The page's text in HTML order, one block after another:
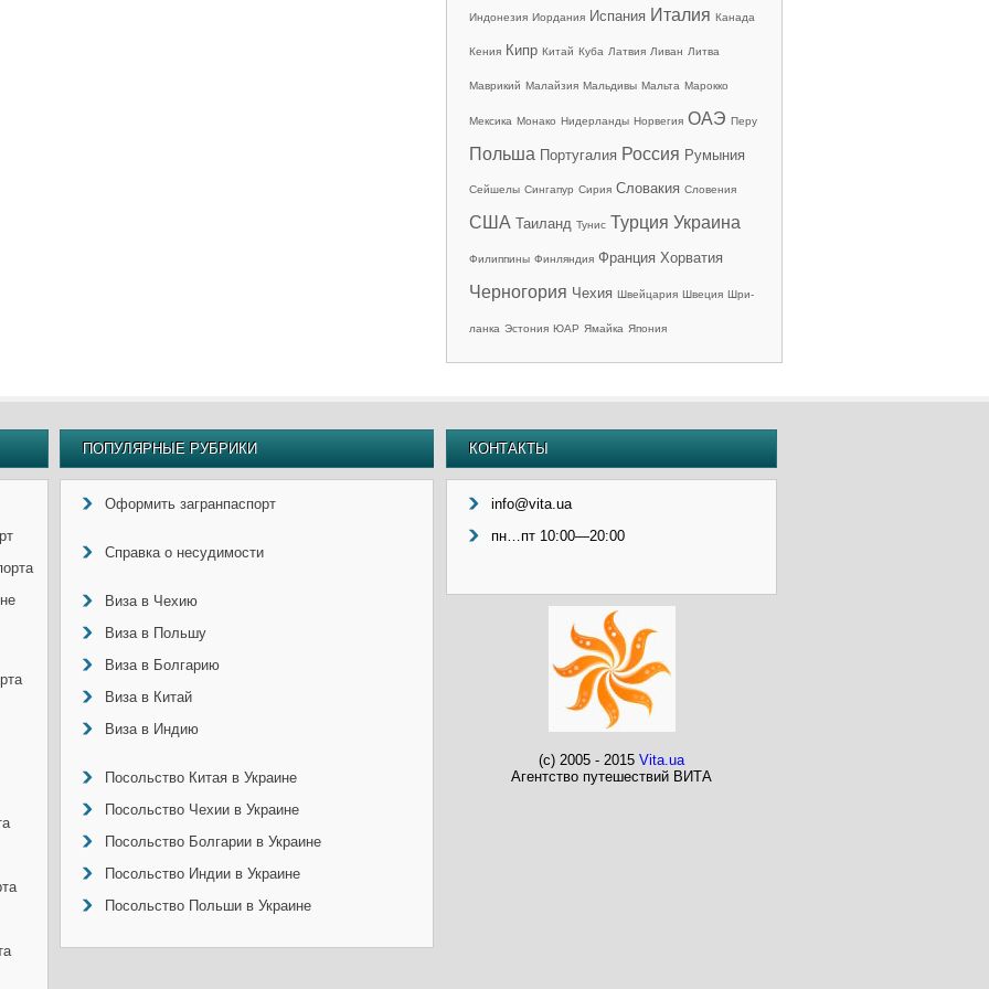
Индонезия Иордания Испания Италия Канада
Кения Кипр Китай Куба Латвия Ливан Литва
Маврикий Малайзия Мальдивы Мальта Марокко
Мексика Монако Нидерланды Норвегия ОАЭ Перу
Польша Португалия Россия Румыния
Сейшелы Сингапур Сирия Словакия Словения
США Таиланд Тунис Турция Украина
Филиппины Финляндия Франция Хорватия
Черногория Чехия Швейцария Швеция Шри-
ланка Эстония ЮАР Ямайка Япония
ПОПУЛЯРНЫЕ РУБРИКИ
Оформить загранпаспорт
Справка о несудимости
Виза в Чехию
Виза в Польшу
Виза в Болгарию
Виза в Китай
Виза в Индию
Посольство Китая в Украине
Посольство Чехии в Украине
Посольство Болгарии в Украине
Посольство Индии в Украине
Посольство Польши в Украине
КОНТАКТЫ
info@vita.ua
пн…пт 10:00—20:00
(c) 2005 - 2015 Vita.ua
Агентство путешествий ВИТА